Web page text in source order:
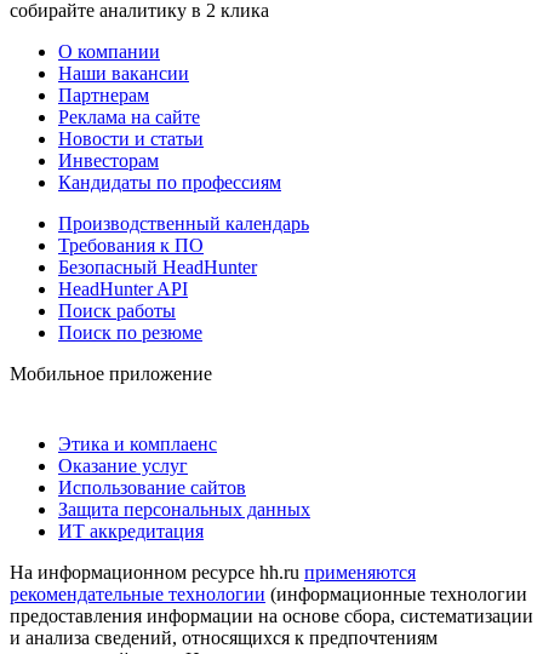
собирайте аналитику в 2 клика
О компании
Наши вакансии
Партнерам
Реклама на сайте
Новости и статьи
Инвесторам
Кандидаты по профессиям
Производственный календарь
Требования к ПО
Безопасный HeadHunter
HeadHunter API
Поиск работы
Поиск по резюме
Мобильное приложение
Этика и комплаенс
Оказание услуг
Использование сайтов
Защита персональных данных
ИТ аккредитация
На информационном ресурсе hh.ru применяются
рекомендательные технологии (информационные технологии
предоставления информации на основе сбора, систематизации
и анализа сведений, относящихся к предпочтениям